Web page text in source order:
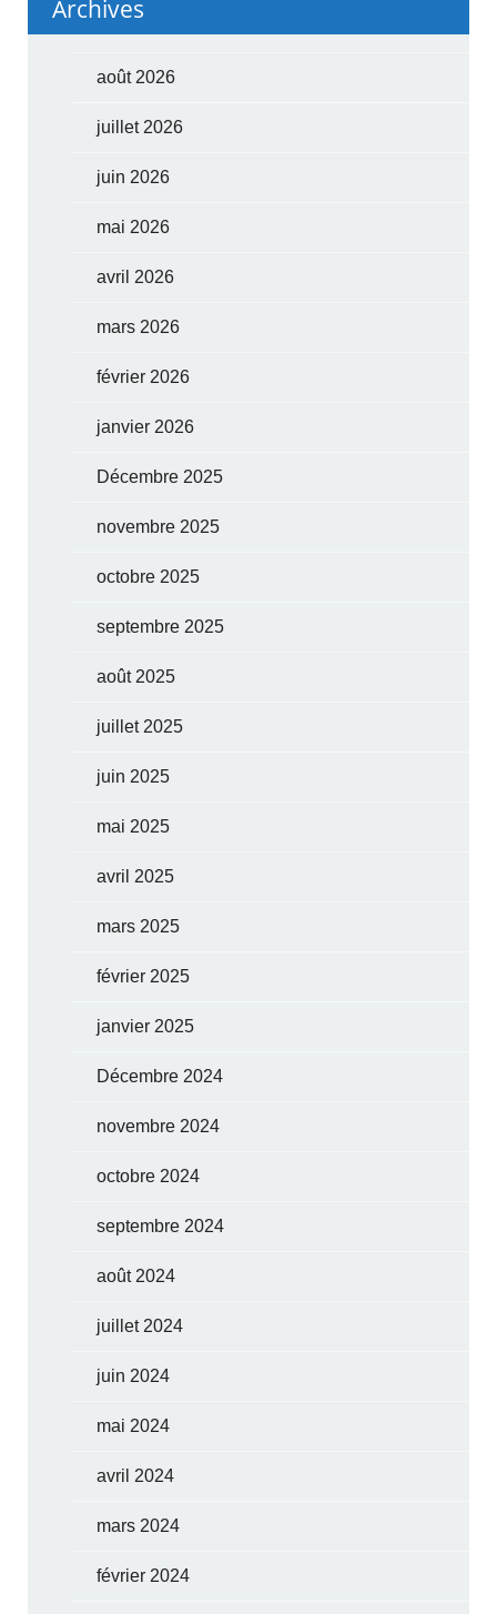
Archives
août 2026
juillet 2026
juin 2026
mai 2026
avril 2026
mars 2026
février 2026
janvier 2026
Décembre 2025
novembre 2025
octobre 2025
septembre 2025
août 2025
juillet 2025
juin 2025
mai 2025
avril 2025
mars 2025
février 2025
janvier 2025
Décembre 2024
novembre 2024
octobre 2024
septembre 2024
août 2024
juillet 2024
juin 2024
mai 2024
avril 2024
mars 2024
février 2024